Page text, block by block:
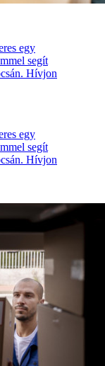
egy
segít
Hívjon
egy
segít
Hívjon